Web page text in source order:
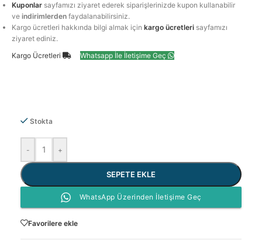
Kuponlar sayfamızı ziyaret ederek siparişlerinizde kupon kullanabilir
veindirimlerden faydalanabilirsiniz.
Kargo ücretleri hakkında bilgi almak içinkargo ücretleri sayfamızı
ziyaret ediniz.
Kargo Ücretleri
Whatsapp İle İletişime Geç
Stokta
- +
SEPETE EKLE
WhatsApp Üzerinden İletişime Geç
Favorilere ekle